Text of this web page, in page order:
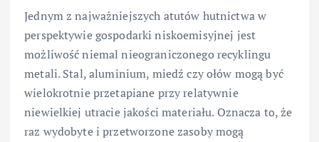
Jednym z najważniejszych atutów hutnictwa w
perspektywie gospodarki niskoemisyjnej jest
możliwość niemal nieograniczonego recyklingu
metali. Stal, aluminium, miedź czy ołów mogą być
wielokrotnie przetapiane przy relatywnie
niewielkiej utracie jakości materiału. Oznacza to, że
raz wydobyte i przetworzone zasoby mogą